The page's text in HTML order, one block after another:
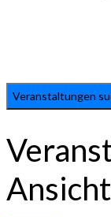
Veranstaltungen